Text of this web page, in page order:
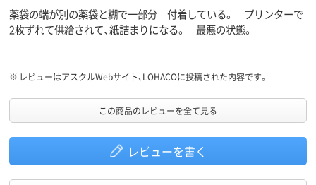
薬袋の端が別の薬袋と糊で一部分 付着している。 プリンターで
2枚ずれて供給されて、紙詰まりになる。 最悪の状態。
※ レビューはアスクルWebサイト、LOHACOに投稿された内容です。
この商品のレビューを全て見る
レビューを書く